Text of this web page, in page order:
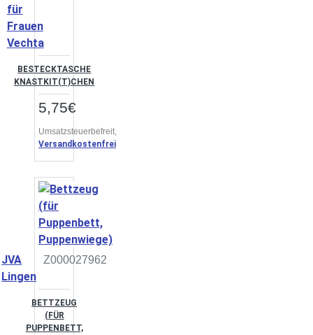
für
Frauen
Vechta
BESTECKTASCHE
KNASTKIT(T)CHEN
5,75€
Umsatzsteuerbefreit,
Versandkostenfrei
JVA
Lingen
Z000027962
BETTZEUG
(FÜR
PUPPENBETT,